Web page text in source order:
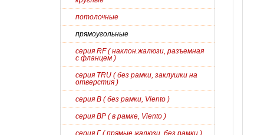
потолочные
прямоугольные
серия RF ( наклон.жалюзи, разъемная
с фланцем )
серия TRU ( без рамки, заклушки на
отверстия )
серия В ( без рамки, Viento )
серия ВР ( в рамке, Viento )
серия Г ( прямые жалюзи, без рамки )